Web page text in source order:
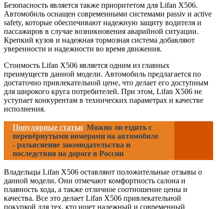
Безопасность является также приоритетом для Lifan X506.
Автомобиль оснащен современными системами passiv и active
safety, которые обеспечивают надежную защиту водителя и
пассажиров в случае возникновения аварийной ситуации.
Крепкий кузов и надежная тормозная система добавляют
уверенности и надежности во время движения.
Стоимость Lifan X506 является одним из главных
преимуществ данной модели. Автомобиль предлагается по
достаточно привлекательной цене, что делает его доступным
для широкого круга потребителей. При этом, Lifan X506 не
уступает конкурентам в технических параметрах и качестве
исполнения.
Популярные статьи Можно ли ездить с
перевёрнутыми номерами на автомобиле
- разъяснение законодательства и
последствия на дороге в России
Владельцы Lifan X506 оставляют положительные отзывы о
данной модели. Они отмечают комфортность салона и
плавность хода, а также отличное соотношение цены и
качества. Все это делает Lifan X506 привлекательной
покупкой для тех, кто ищет надежный и современный